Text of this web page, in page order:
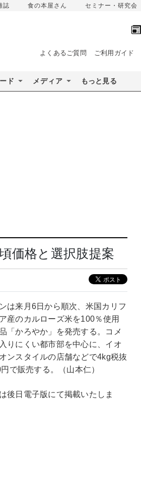
誌 食の本屋さん セミナー・研究会
よくあるご質問 ご利用ガイド
ド メディア もっと見る
価格と選択肢提案
は来月6日から順次、米国カリフ
産のカルローズ米を100％使用
「かろやか」を発売する。コメ
りにくい都市部を中心に、イオ
ンスタイルの店舗などで4kg税抜
で販売する。（山本仁）
後日電子版にて掲載いたしま